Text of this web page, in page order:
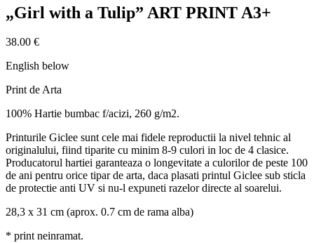
„Girl with a Tulip” ART PRINT A3+
38.00 €
English below
Print de Arta
100% Hartie bumbac f/acizi, 260 g/m2.
Printurile Giclee sunt cele mai fidele reproductii la nivel tehnic al
originalului, fiind tiparite cu minim 8-9 culori in loc de 4 clasice.
Producatorul hartiei garanteaza o longevitate a culorilor de peste 100
de ani pentru orice tipar de arta, daca plasati printul Giclee sub sticla
de protectie anti UV si nu-l expuneti razelor directe al soarelui.
28,3 x 31 cm (aprox. 0.7 cm de rama alba)
* print neinramat.